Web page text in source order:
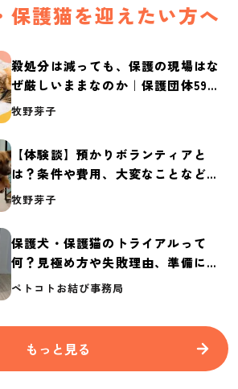
保護猫を迎えたい方へ
殺処分は減っても、保護の現場はな
ぜ厳しいままなのか｜保護団体59団
体の実態調査【保護犬・保護猫白書
牧野芽子
【体験談】預かりボランティアと
は？条件や費用、大変なことなど紹
介
牧野芽子
保護犬・保護猫のトライアルって
何？見極め方や失敗理由、準備に必
要なものを紹介
ペトコトお結び事務局
もっと見る